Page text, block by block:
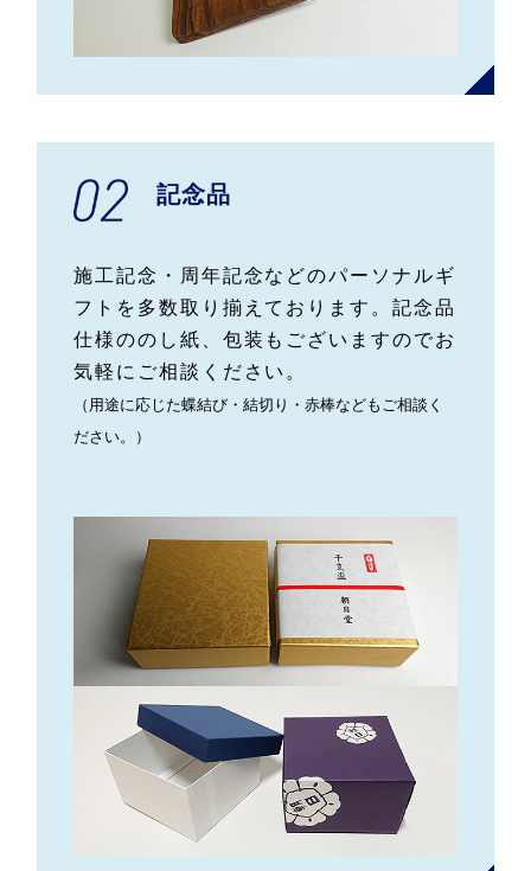
記念品
施工記念・周年記念などのパーソナルギ
フトを多数取り揃えております。記念品
仕様ののし紙、包装もございますのでお
気軽にご相談ください。
（用途に応じた蝶結び・結切り・赤棒などもご相談く
ださい。）